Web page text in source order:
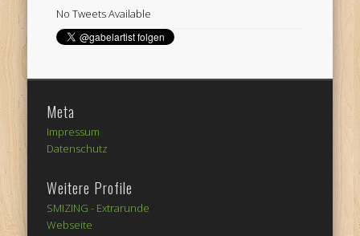
No Tweets Available
Meta
Impressum
Datenschutz
Weitere Profile
SMIZING - Extrarunde
Webseite